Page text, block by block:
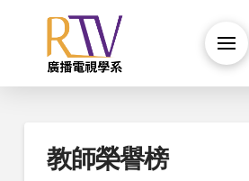
教師榮譽榜